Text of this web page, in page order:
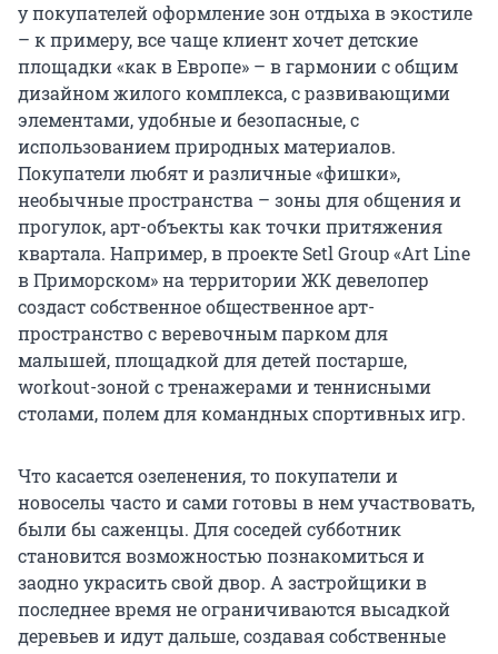
у покупателей оформление зон отдыха в экостиле
– к примеру, все чаще клиент хочет детские
площадки «как в Европе» – в гармонии с общим
дизайном жилого комплекса, с развивающими
элементами, удобные и безопасные, с
использованием природных материалов.
Покупатели любят и различные «фишки»,
необычные пространства – зоны для общения и
прогулок, арт-объекты как точки притяжения
квартала. Например, в проекте Setl Group «Art Line
в Приморском» на территории ЖК девелопер
создаст собственное общественное арт-
пространство с веревочным парком для
малышей, площадкой для детей постарше,
workout-зоной с тренажерами и теннисными
столами, полем для командных спортивных игр.
Что касается озеленения, то покупатели и
новоселы часто и сами готовы в нем участвовать,
были бы саженцы. Для соседей субботник
становится возможностью познакомиться и
заодно украсить свой двор. А застройщики в
последнее время не ограничиваются высадкой
деревьев и идут дальше, создавая собственные